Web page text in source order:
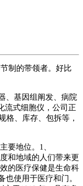
制的带领者。好比
、基因组阐发、病院
流式细胞仪，公司正
格、库存、包拆等，
要地位。1、
和地域的人们带来更
的医疗保健是生命科
使用于医疗和门。